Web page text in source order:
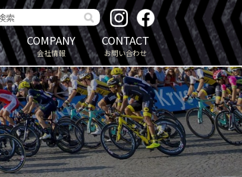
COMPANY
会社情報
CONTACT
お問い合わせ